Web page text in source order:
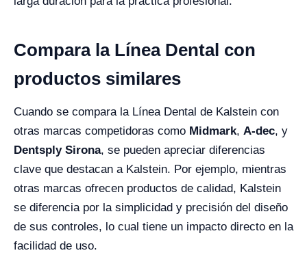
Compara la Línea Dental con
productos similares
Cuando se compara la Línea Dental de Kalstein con
otras marcas competidoras como Midmark, A-dec, y
Dentsply Sirona, se pueden apreciar diferencias
clave que destacan a Kalstein. Por ejemplo, mientras
otras marcas ofrecen productos de calidad, Kalstein
se diferencia por la simplicidad y precisión del diseño
de sus controles, lo cual tiene un impacto directo en la
facilidad de uso.